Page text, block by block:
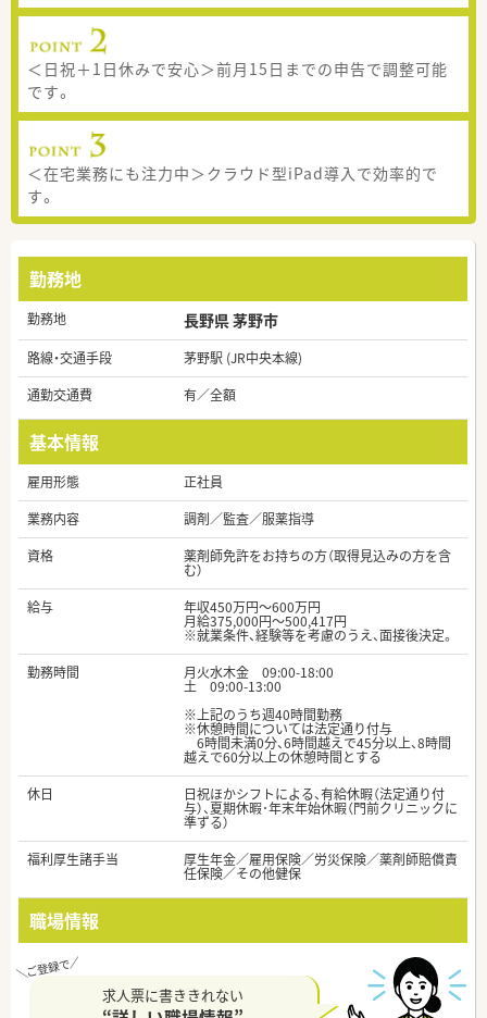
＜日祝＋1日休みで安心＞前月15日までの申告で調整可能
です。
＜在宅業務にも注力中＞クラウド型iPad導入で効率的で
す。
勤務地
勤務地 長野県 茅野市
路線・交通手段
茅野駅 (JR中央本線)
通勤交通費
有／全額
基本情報
雇用形態
正社員
業務内容
調剤／監査／服薬指導
資格
薬剤師免許をお持ちの方（取得見込みの方を含
む）
給与
年収450万円～600万円
月給375,000円～500,417円
※就業条件、経験等を考慮のうえ、面接後決定。
勤務時間
月火水木金 09:00-18:00
土 09:00-13:00
※上記のうち週40時間勤務
※休憩時間については法定通り付与
6時間未満0分、6時間越えで45分以上、8時間
越えで60分以上の休憩時間とする
休日
日祝ほかシフトによる、有給休暇（法定通り付
与）、夏期休暇･年末年始休暇（門前クリニックに
準ずる）
福利厚生諸手当
厚生年金／雇用保険／労災保険／薬剤師賠償責
任保険／その他健保
職場情報
求人票に書ききれない